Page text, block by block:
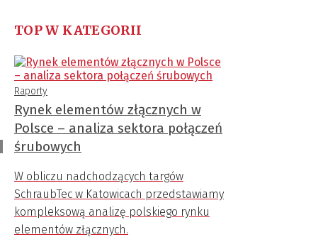
TOP W KATEGORII
Raporty
Rynek elementów złącznych w
Polsce – analiza sektora połączeń
śrubowych
W obliczu nadchodzących targów
SchraubTec w Katowicach przedstawiamy
kompleksową analizę polskiego rynku
elementów złącznych.